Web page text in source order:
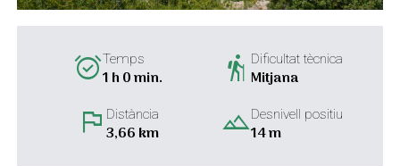
alarm_onTemps
1 h 0 min. hiking Dificultat tècnica
Mitjana
flag Distància
3,66 km landscapeDesnivell positiu
14 m